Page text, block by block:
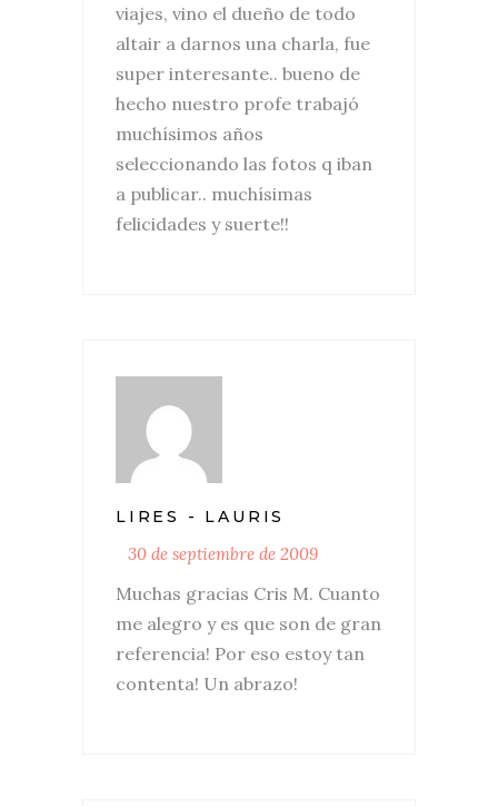
viajes, vino el dueño de todo
altair a darnos una charla, fue
super interesante.. bueno de
hecho nuestro profe trabajó
muchísimos años
seleccionando las fotos q iban
a publicar.. muchísimas
felicidades y suerte!!
LIRES - LAURIS
30 de septiembre de 2009
Muchas gracias Cris M. Cuanto
me alegro y es que son de gran
referencia! Por eso estoy tan
contenta! Un abrazo!